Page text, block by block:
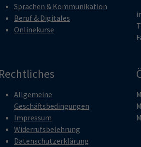
Sprachen & Kommunikation
Beruf & Digitales
Onlinekurse
Rechtliches
Allgemeine
Geschäftsbedingungen
Impressum
Widerrufsbelehrung
Datenschutzerklärung